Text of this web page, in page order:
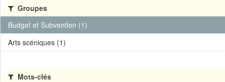
Groupes
Budget et Subvention (1)
Arts scéniques (1)
Mots-clés